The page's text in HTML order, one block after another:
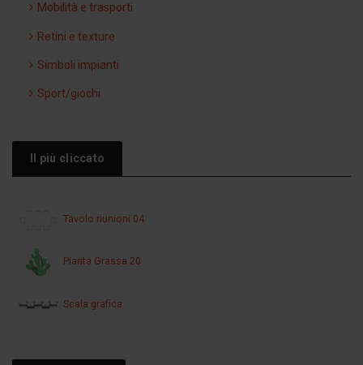
Mobilità e trasporti
Retini e texture
Simboli impianti
Sport/giochi
Il più cliccato
Tavolo riunioni 04
Pianta Grassa 20
Scala grafica